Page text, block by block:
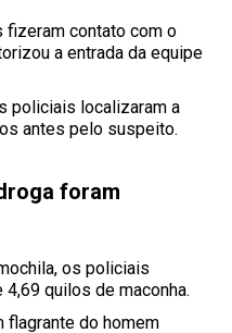
fizeram contato com o
a entrada da equipe
policiais localizaram a
antes pelo suspeito.
foram
os policiais
quilos de maconha.
flagrante do homem